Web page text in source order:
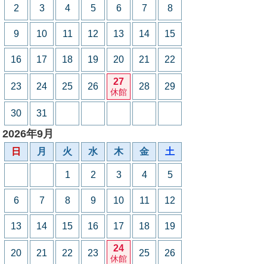
2 3 4 5 6 7 8
9 10 11 12 13 14 15
16 17 18 19 20 21 22
23 24 25 26 27
休館
28 29
30 31
2026年9月
日 月 火 水 木 金 土
1 2 3 4 5
6 7 8 9 10 11 12
13 14 15 16 17 18 19
20 21 22 23 24
休館
25 26